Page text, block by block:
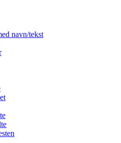
navn/tekst